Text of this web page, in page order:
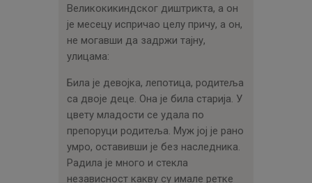
Великокикиндског диштрикта, а он
је месецу испричао целу причу, а он,
не могавши да задржи тајну,
улицама:
Била је девојка, лепотица, родитеља
са двоје деце. Она је била старија. У
цвету младости се удала по
препоруци родитеља. Муж јој је рано
умро, оставивши је без наследника.
Радила је много и стекла
независност какву су имале ретке